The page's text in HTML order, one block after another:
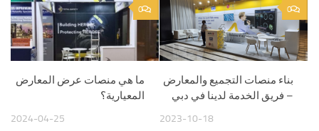
0
ما هي منصات عرض المعارض
المعيارية؟
2024-04-25
0
بناء منصات التجميع والمعارض
– فريق الخدمة لدينا في دبي
2023-10-18